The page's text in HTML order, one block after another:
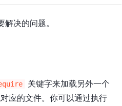
决的问题。
关键字来加载另外一个
应的文件。你可以通过执行